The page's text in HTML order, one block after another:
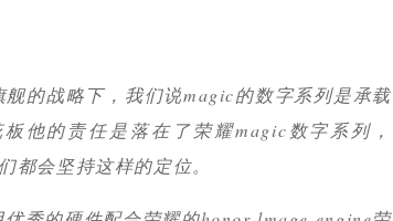
的战略下，我们说magic的数字系列是承载
他的责任是落在了荣耀magic数字系列，
都会坚持这样的定位。